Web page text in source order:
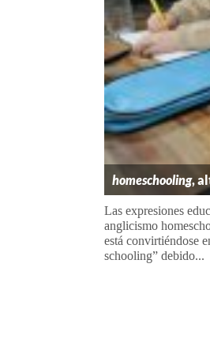
homeschooling,
Las expresiones
anglicismo
está convirtiéndose
schooling” debido...